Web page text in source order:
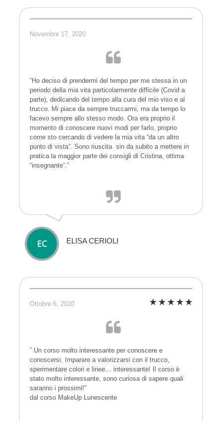
Novembre 17, 2020
“Ho deciso di prendermi del tempo per me stessa in un
periodo della mia vita particolarmente difficile (Covid a
parte), dedicando del tempo alla cura del mio viso e al
trucco. Mi piace da sempre truccarmi, ma da tempo lo
facevo sempre allo stesso modo. Ora era proprio il
momento di conoscere nuovi modi per farlo, proprio
come sto cercando di vedere la mia vita “da un altro
punto di vista”. Sono riuscita sin da subito a mettere in
pratica la maggior parte dei consigli di Cristina, ottima
“insegnante”.”
ELISA CERIOLI
Ottobre 6, 2020
” Un corso molto interessante per conoscere e
conoscersi. Imparare a valorizzarsi con il trucco,
sperimentare colori e linee… interessante! Il corso è
stato molto interessante, sono curiosa di sapere quali
saranno i prossimi!”
dal corso MakeUp Lunescente